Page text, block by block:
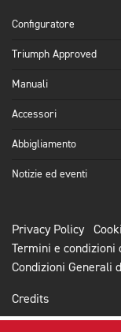
Configuratore
Triumph Approved
Manuali
Accessori
Abbigliamento
Notizie ed eventi
Privacy Policy
Termini e condizioni
Condizioni Generali
Credits